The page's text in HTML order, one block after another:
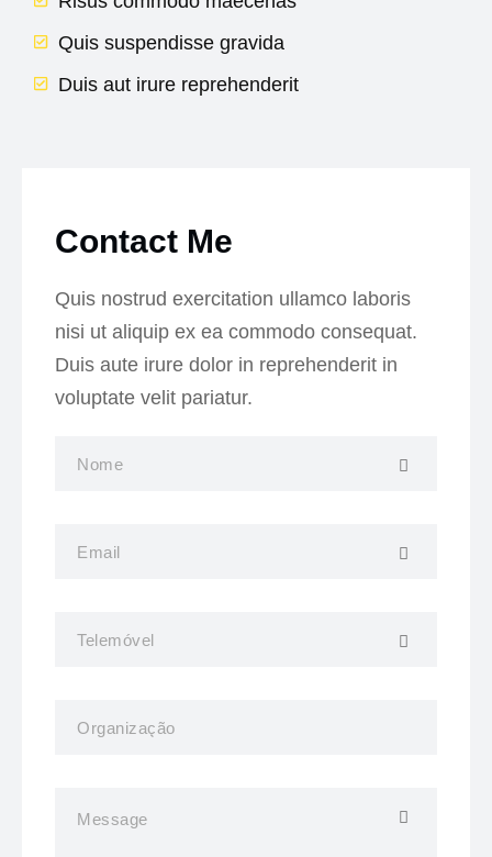
Quis suspendisse gravida
Duis aut irure reprehenderit
Contact Me
Quis nostrud exercitation ullamco laboris
nisi ut aliquip ex ea commodo consequat.
Duis aute irure dolor in reprehenderit in
voluptate velit pariatur.